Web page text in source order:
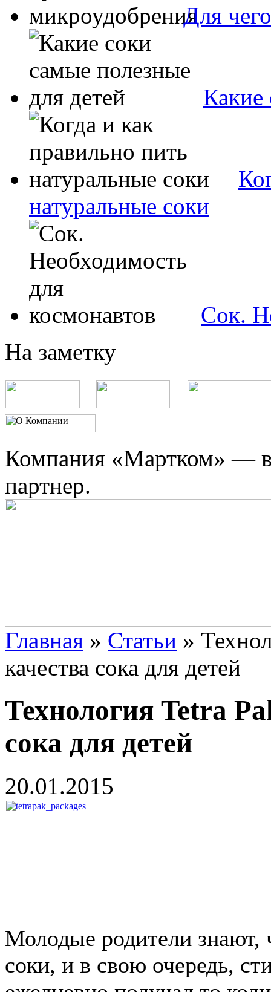
Для
Какие
натуральные соки
Сок.
На заметку
Компания «Мартком» —
партнер.
Главная » Статьи »
качества сока для детей
Технология Tetra
сока для детей
20.01.2015
Молодые родители знают,
соки, и в свою очередь,